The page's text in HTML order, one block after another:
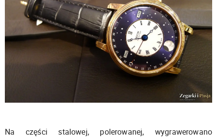
Na części stalowej, polerowanej, wygrawerowano